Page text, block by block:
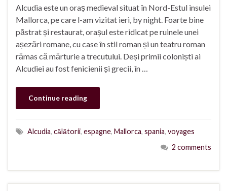
Alcudia este un oraș medieval situat în Nord-Estul insulei
Mallorca, pe care l-am vizitat ieri, by night. Foarte bine
păstrat și restaurat, orașul este ridicat pe ruinele unei
așezări romane, cu case în stil roman și un teatru roman
rămas că mărturie a trecutului. Deși primii coloniști ai
Alcudiei au fost fenicienii și grecii, în …
Continue reading
Alcudia, călătorii, espagne, Mallorca, spania, voyages
2 comments